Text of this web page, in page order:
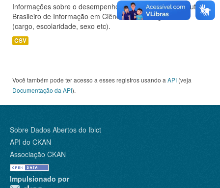
Informações sobre o desempenho de servidores do Instituto
Brasileiro de Informação em Ciência e Tecnologia - IBICT
(cargo, escolaridade, sexo etc).
CSV
Você também pode ter acesso a esses registros usando a API (veja
Documentação da API).
Sobre Dados Abertos do Ibict
API do CKAN
Associação CKAN
Impulsionado por